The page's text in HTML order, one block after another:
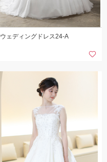
ウェディングドレス24-A